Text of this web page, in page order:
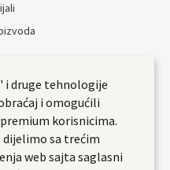
i druge tehnologije
i omogućili
korisnicima.
dijelimo sa trećim
web sajta saglasni